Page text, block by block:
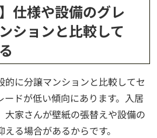
仕様や設備のグレ
ションと比較して
に分譲マンションと比較してセ
ドが低い傾向にあります。入居
大家さんが壁紙の張替えや設備の
る場合があるからです。